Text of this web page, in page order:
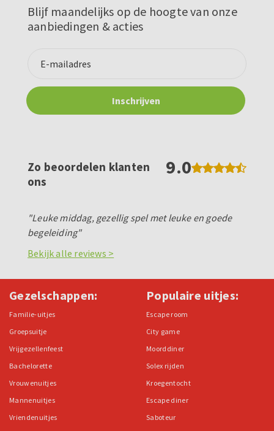
Blijf maandelijks op de hoogte van onze
aanbiedingen & acties
Zo beoordelen klanten
ons
9.0
"Leuke middag, gezellig spel met leuke en goede
begeleiding"
Bekijk alle reviews >
Gezelschappen:
Familie-uitjes
Groepsuitje
Vrijgezellenfeest
Bachelorette
Vrouwenuitjes
Mannenuitjes
Vriendenuitjes
Populaire uitjes:
Escape room
City game
Moorddiner
Solex rijden
Kroegentocht
Escape diner
Saboteur